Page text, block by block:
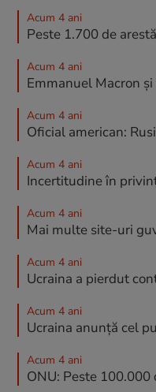
Acum 4 ani
Peste 1.700 de
Acum 4 ani
Emmanuel Macron
Acum 4 ani
Oficial american:
Acum 4 ani
Incertitudine în
Acum 4 ani
Mai multe site-uri
Acum 4 ani
Ucraina a pierdut
Acum 4 ani
Ucraina anunță cel
Acum 4 ani
ONU: Peste